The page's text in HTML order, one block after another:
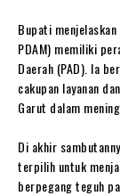
‎Bupati
PDAM) memiliki
Daerah (PAD). Ia
cakupan layanan
Garut dalam
‎Di akhir
terpilih untuk
berpegang teguh